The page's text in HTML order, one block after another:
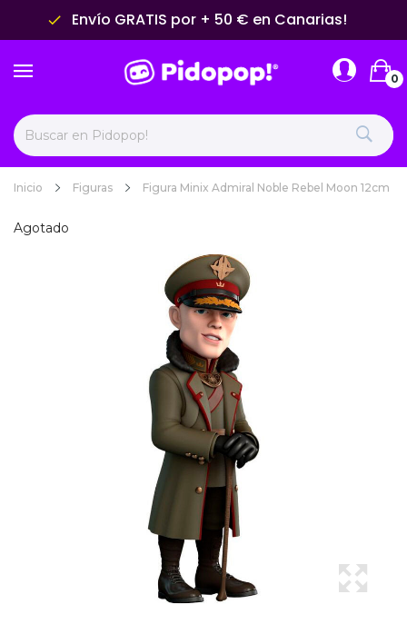
done Envío GRATIS por + 50 € en Canarias!
0
Inicio Figuras Figura Minix Admiral Noble Rebel Moon 12cm
Agotado